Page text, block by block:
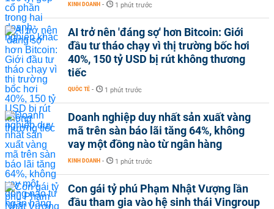
KINH DOANH - 1 phút trước
AI trở nên 'đáng sợ' hơn Bitcoin: Giới
đầu tư tháo chạy vì thị trường bốc hơi
40%, 150 tỷ USD bị rút không thương
tiếc
QUỐC TẾ - 1 phút trước
Doanh nghiệp duy nhất sản xuất vàng
mã trên sàn báo lãi tăng 64%, không
vay một đồng nào từ ngân hàng
KINH DOANH - 1 phút trước
Con gái tỷ phú Phạm Nhật Vượng lần
đầu tham gia vào hệ sinh thái Vingroup